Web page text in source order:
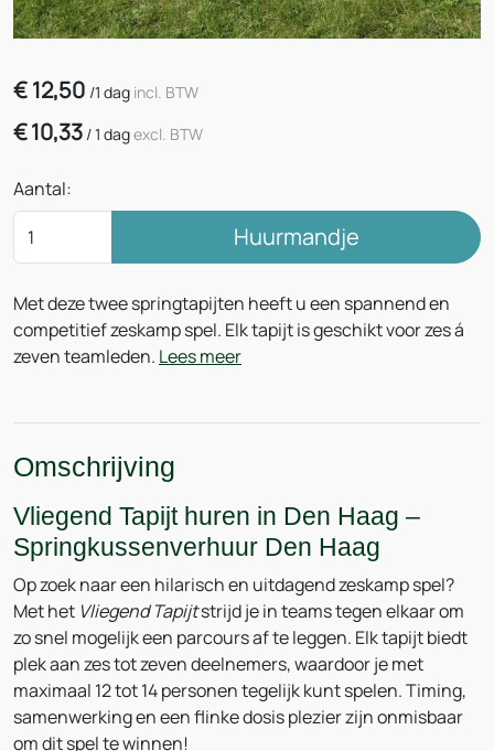
€12,50 /1 dag incl. BTW
€10,33 /1 dagexcl. BTW
Aantal:
Huurmandje
Met deze twee springtapijten heeft u een spannend en
competitief zeskamp spel. Elk tapijt is geschikt voor zes á
zeven teamleden. Lees meer
Omschrijving
Vliegend Tapijt huren in Den Haag –
Springkussenverhuur Den Haag
Op zoek naar een hilarisch en uitdagend zeskamp spel?
Met het Vliegend Tapijtstrijd je in teams tegen elkaar om
zo snel mogelijk een parcours af te leggen. Elk tapijt biedt
plek aan zes tot zeven deelnemers, waardoor je met
maximaal 12 tot 14 personen tegelijk kunt spelen. Timing,
samenwerking en een flinke dosis plezier zijn onmisbaar
om dit spel te winnen!